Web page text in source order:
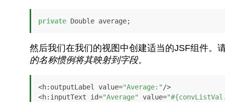
private Double average;
然后我们在我们的视图中创建适当的JSF组件。
的名称惯例将其映射到字段。
<h:outputLabel value="Average:" />
<h:inputText id="Average" value=